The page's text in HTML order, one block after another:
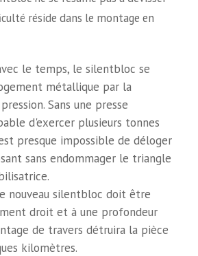
réside dans le montage en
le temps, le silentbloc se
métallique par la
Sans une presse
d'exercer plusieurs tonnes
presque impossible de déloger
sans endommager le triangle
nouveau silentbloc doit être
droit et à une profondeur
de travers détruira la pièce
kilomètres.